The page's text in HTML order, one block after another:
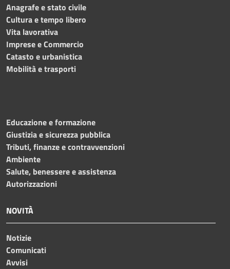
Anagrafe e stato civile
Cultura e tempo libero
Vita lavorativa
Imprese e Commercio
Catasto e urbanistica
Mobilità e trasporti
Educazione e formazione
Giustizia e sicurezza pubblica
Tributi, finanze e contravvenzioni
Ambiente
Salute, benessere e assistenza
Autorizzazioni
NOVITÀ
Notizie
Comunicati
Avvisi